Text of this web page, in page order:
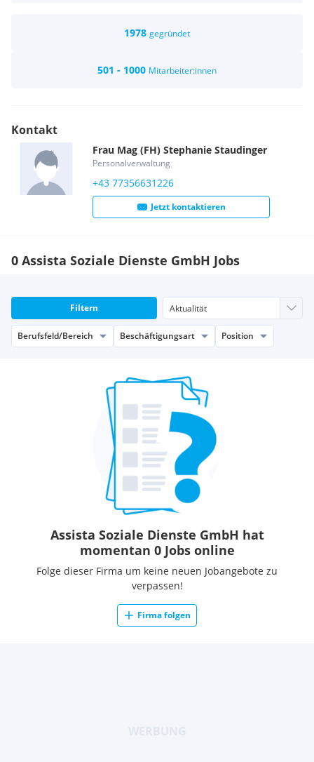
FachsozialbetreuerInnen Behinderten- oder Altenarbeit (FSB
PhysiotherapeutInnen
... für die Technischen Dienste, Fachdienste und Verwaltung
MitarbeiterInnen mit verschiedensten Ausbildungen.
Wir bieten:
- Familienfreundliche Dienstplangestaltung
- Erhöhter Urlaubsanspruch bereits ab dem 2. Dienstjahr
- 37-Stunden-Woche bei Vollzeit
- Möglichkeit von MitarbeiterInnenverpflegung
- Flexible Arbeitszeitmodelle & familienfreundliche
Dienstplangestaltung
1978 gegründet
501 - 1000 Mitarbeiter:innen
Kontakt
Frau Mag (FH) Stephanie Staudinger
Personalverwaltung
+43 77356631226
Jetzt kontaktieren
0 Assista Soziale Dienste GmbH Jobs
Filtern
Berufsfeld/Bereich Beschäftigungsart Position
Assista Soziale Dienste GmbH hat
momentan 0 Jobs online
Folge dieser Firma um keine neuen Jobangebote zu
verpassen!
Firma folgen